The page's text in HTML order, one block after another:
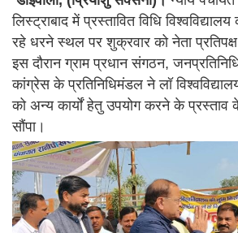
लिस्ट्राबाद में प्रस्तावित विधि
रहे धरने स्थल पर शुक्रवार को नेता
इस दौरान ग्राम प्रधान संगठन,
कांग्रेस के प्रतिनिधिमंडल ने लॉ
को अन्य कार्यों हेतु उपयोग करने के प्रस्ताव
सौंपा।